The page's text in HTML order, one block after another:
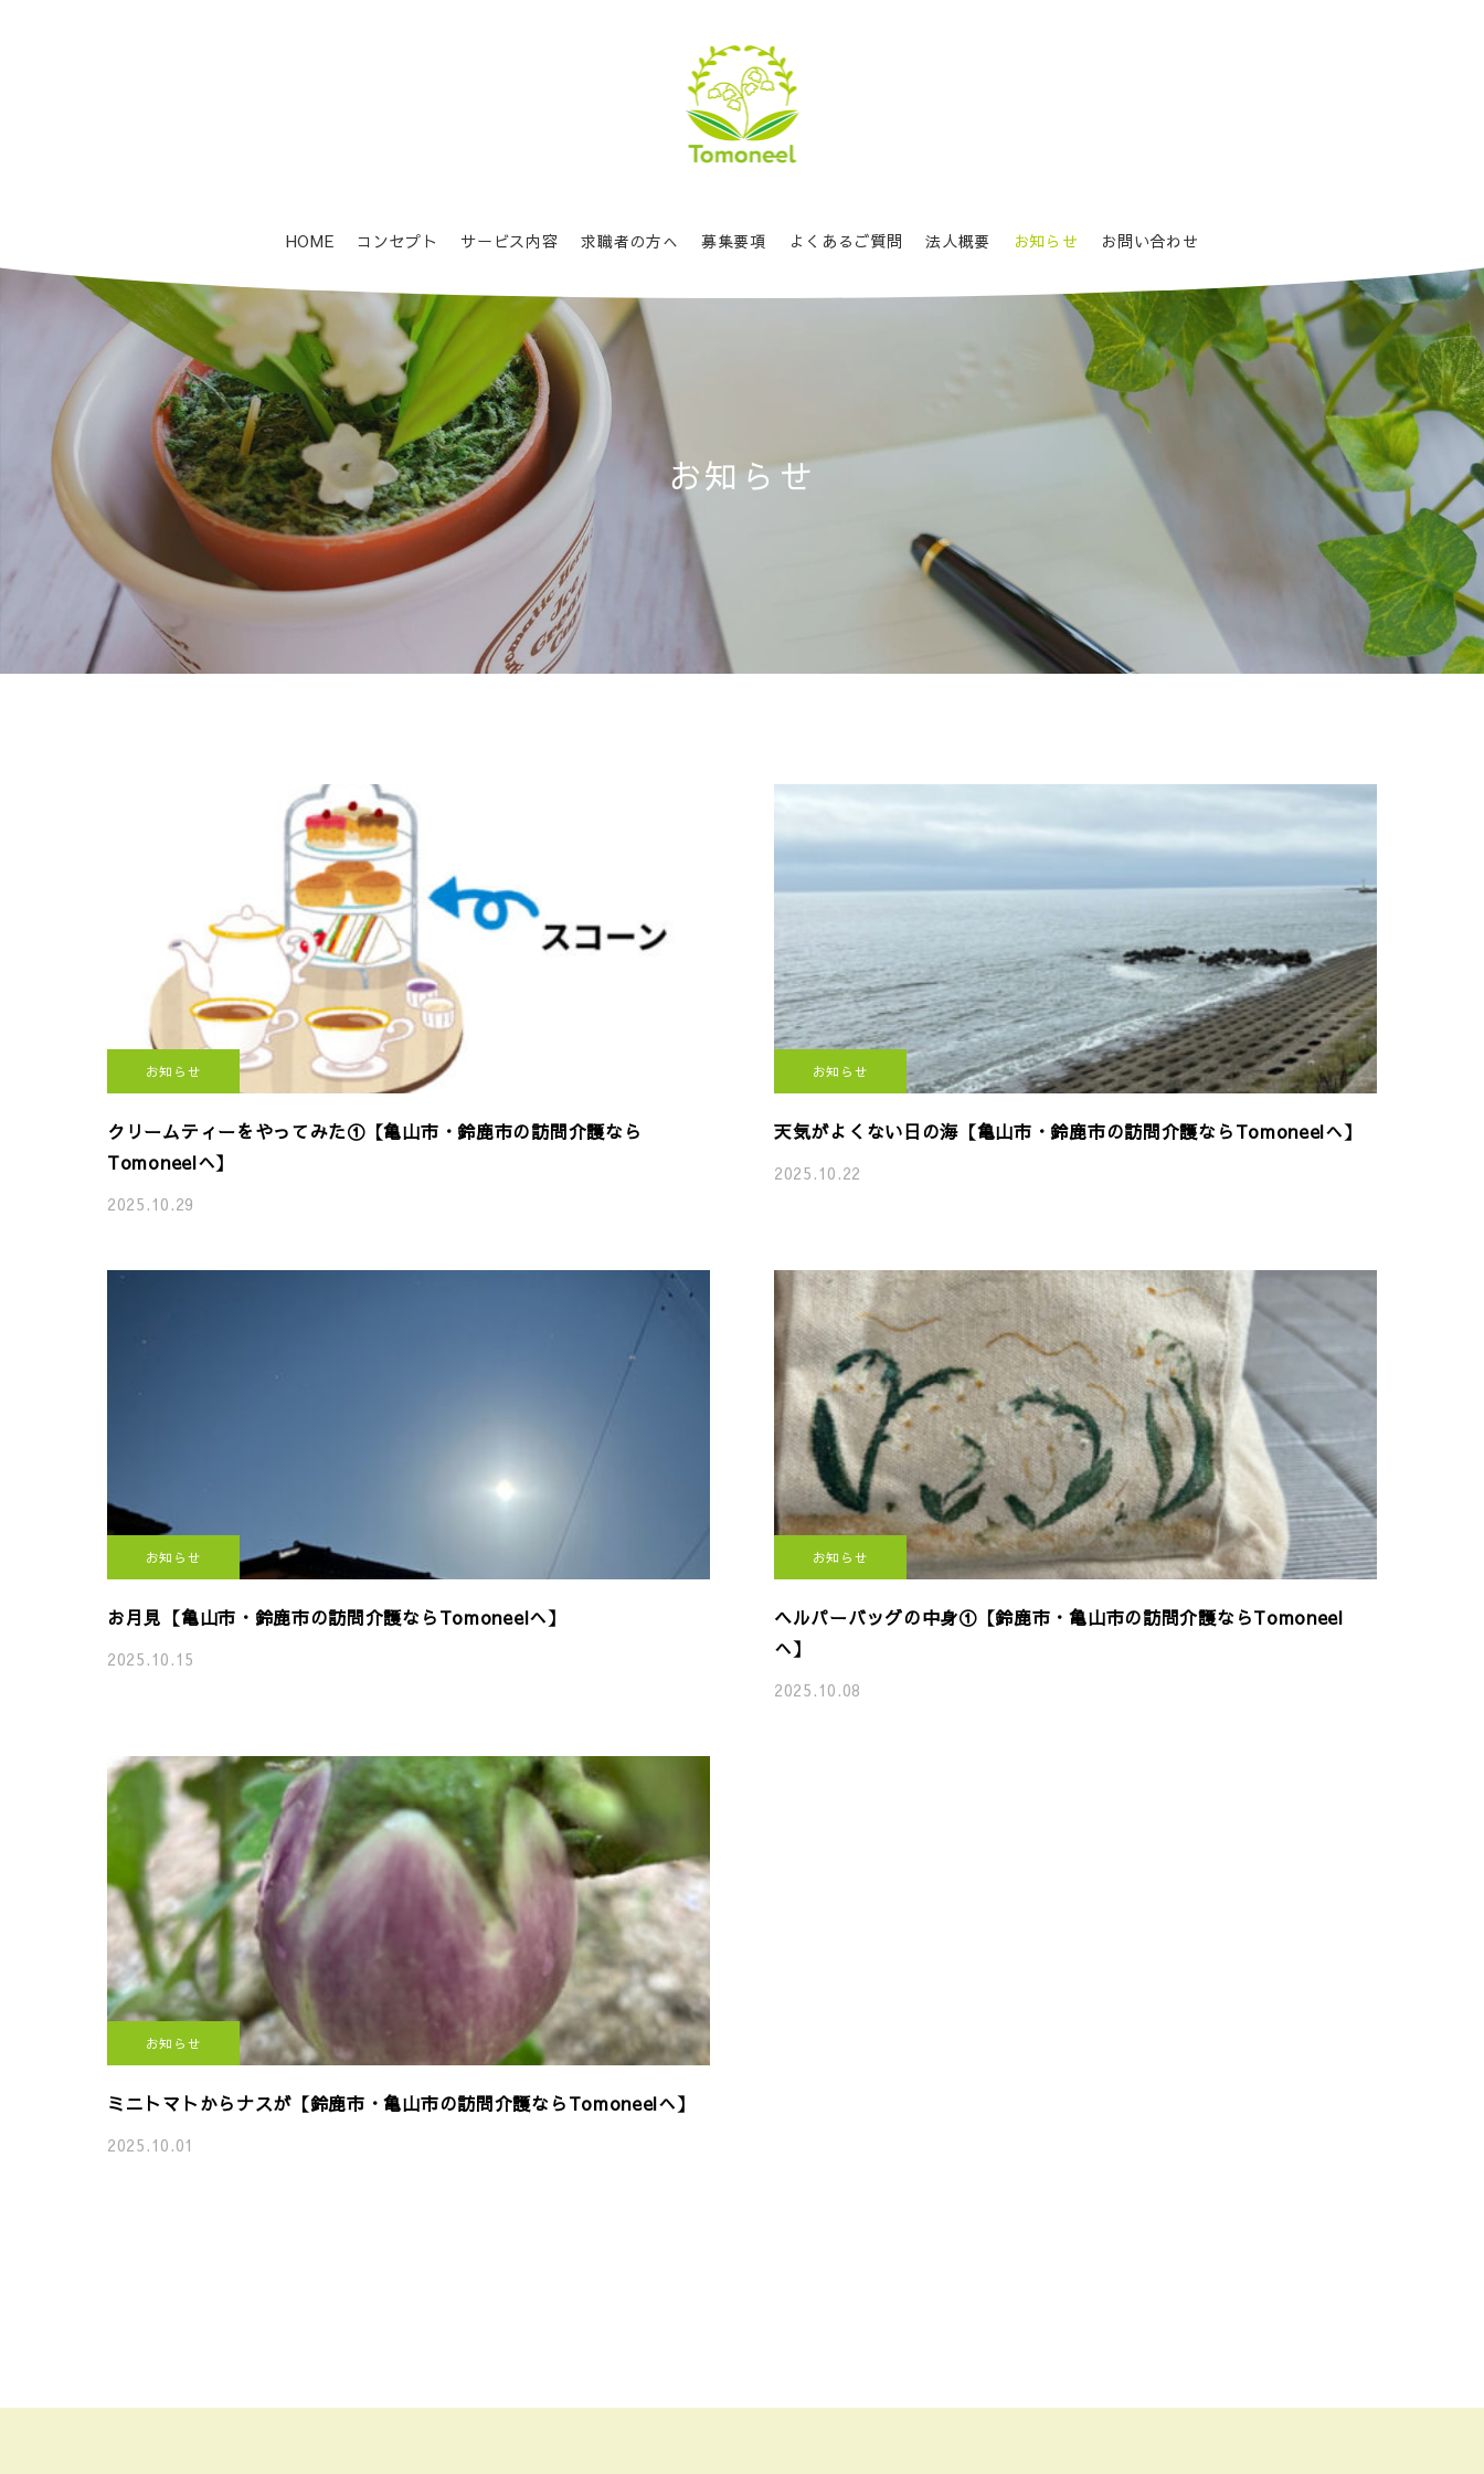
HOME コンセプト サービス内容 求職者の方へ 募集要項 よくあるご質問 法人概要 お知らせ お問い合わせ
お知らせ
お知らせ
クリームティーをやってみた①【亀山市・鈴鹿市の訪問介護なら
Tomoneelへ】
2025.10.29
お知らせ
天気がよくない日の海【亀山市・鈴鹿市の訪問介護ならTomoneelへ】
2025.10.22
お知らせ
お月見【亀山市・鈴鹿市の訪問介護ならTomoneelへ】
2025.10.15
お知らせ
ヘルパーバッグの中身①【鈴鹿市・亀山市の訪問介護ならTomoneel
へ】
2025.10.08
お知らせ
ミニトマトからナスが【鈴鹿市・亀山市の訪問介護ならTomoneelへ】
2025.10.01